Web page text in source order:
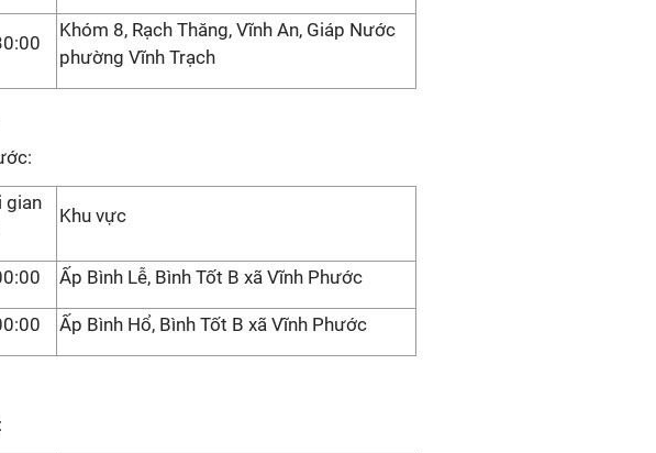
Khóm 8, Rạch Thăng, Vĩnh An, Giáp Nước
phường Vĩnh Trạch
gian
Khu vực
Ấp Bình Lễ, Bình Tốt B xã Vĩnh Phước
Ấp Bình Hổ, Bình Tốt B xã Vĩnh Phước